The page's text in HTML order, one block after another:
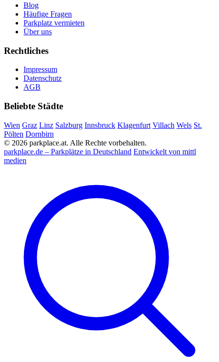
Blog
Häufige Fragen
Parkplatz vermieten
Über uns
Rechtliches
Impressum
Datenschutz
AGB
Beliebte Städte
Wien Graz Linz Salzburg Innsbruck Klagenfurt Villach Wels St.
Pölten Dornbirn
© 2026 parkplace.at. Alle Rechte vorbehalten.
parkplace.de – Parkplätze in Deutschland Entwickelt von mittl
medien